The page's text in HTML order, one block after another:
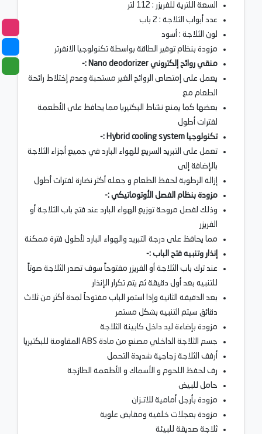
السعة اللترية للفريزر : 112 لتر
عدد أبواب الثلاجة : 2 باب
لون الثلاجة : أسود
مزودة بنظام توفير الطاقة بواسطة تكنولوجيا الانفرتر
منقي روائح إلكتروني Nano deodorizer :-
يعمل على إمتصاص الروائح الغير مستحبة وعدم إختلاط رائحة
الطعام مع
بعضها كما يمنع نشاط البكتيريا مما يحافظ على الأطعمة
لفترات أطول
تكنولوجيا Hybrid cooling system :-
تعمل على التبريد السريع للهواء البارد في جميع أجزاء الثلاجة
بالإضافة إلى
إزالة الرطوبة لحفظ الطعام و جعله أكثر نضارة لفترات أطول
مزودة بنظام الفصل الأوتوماتيكي :-
وذلك لفصل مروحة توزيع الهواء البارد عند فتح باب الثلاجة أو
الفريزر
مما يحافظ على درجة التبريد والهواء البارد لأطول فترة ممكنة
إنذار وتنبيه فتح الباب :-
عند ترك باب الثلاجة أو الفريزر مفتوحاً سوف تصدر الثلاجة صوتاً
للتنبيه بعد أول دقيقة ثم يتم تكرار الإنذار
بعد الدقيقة الثانية وإذا استمر الباب مفتوحاً لمدة أكثر من ثلاث
دقائق سيتم التنبيه بشكل مستمر
مزودة بإضاءة ليد داخل كابينة الثلاجة
جسم الثلاجة الداخلي مصنع ﻣﻦ ﻣﺎدة ABS المقاومة للبكتيريا
أرفف الثلاجة زجاجية شديدة التحمل
رف لحفظ اللحوم و الأسماك و الأطعمة الطازجة
حامل للبيض
مزودة بأرجل أمامية للاتـزان
مزودة بعجلات خلفية ومقابض علوية
ثلاجة صديقة للبيئة